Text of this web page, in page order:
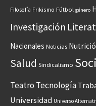
Filosofía Frikismo Fútbol género
Investigación
Nacionales Noticias
Salud Sindicalismo
Teatro Tecnología
Universidad Universo